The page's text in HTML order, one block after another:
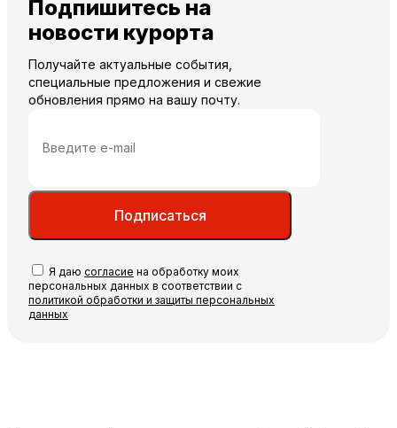
Подпишитесь на
новости курорта
Получайте актуальные события,
специальные предложения и свежие
обновления прямо на вашу почту.
Подписаться
Я даю согласие на обработку моих
персональных данных в соответствии с
политикой обработки и защиты персональных
данных